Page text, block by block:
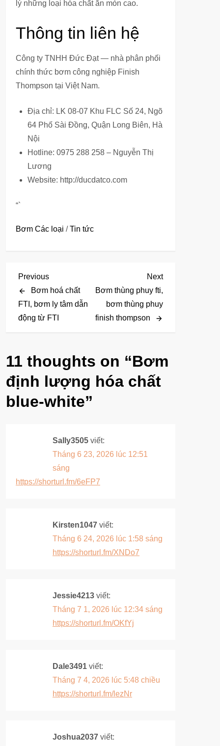
lý những loại hóa chất ăn mòn cao.
Thông tin liên hệ
Công ty TNHH Đức Đạt — nhà phân phối
chính thức bơm công nghiệp Finish
Thompson tại Việt Nam.
Địa chỉ: LK 08-07 Khu FLC Số 24, Ngõ
64 Phố Sài Đồng, Quận Long Biên, Hà
Nội
Hotline: 0975 288 258 – Nguyễn Thị
Lương
Website: http://ducdatco.com
“`
Bơm Các loại /Tin tức
Đ
i
ề
h
ư
ớ
b
Previous
Post
Previous
Bơm hoá chất
FTI, bơm ly tâm dẫn
động từ FTI
Next
Next
Bơm thùng phuy fti,
bơm thùng phuy
finish thompson
11 thoughts on “Bơm
định lượng hóa chất
blue-white”
Sally3505 viết:
Tháng 6 23, 2026 lúc 12:51
sáng
https://shorturl.fm/6eFP7
Kirsten1047 viết:
Tháng 6 24, 2026 lúc 1:58 sáng
https://shorturl.fm/XNDo7
Jessie4213 viết:
Tháng 7 1, 2026 lúc 12:34 sáng
https://shorturl.fm/OKfYj
Dale3491 viết:
Tháng 7 4, 2026 lúc 5:48 chiều
https://shorturl.fm/lezNr
Joshua2037 viết: